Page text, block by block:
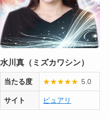
水川真（ミズカワシン）
当たる度 ★★★★★ 5.0
サイト ピュアリ